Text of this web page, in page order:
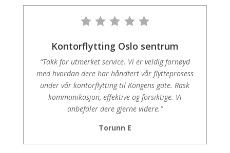
Kontorflytting Oslo sentrum
“Takk for utmerket service. Vi er veldig fornøyd
med hvordan dere har håndtert vår flytteprosess
under vår kontorflytting til Kongens gate. Rask
kommunikasjon, effektive og forsiktige. Vi
anbefaler dere gjerne videre.”
Torunn E